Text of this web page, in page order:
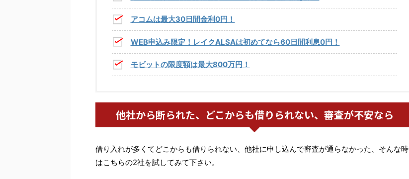
アコムは最大30日間金利0円！
WEB申込み限定！レイクALSAは初めてなら60日間利息0円！
モビットの限度額は最大800万円！
他社から断られた、どこからも借りられない、審査が不安なら
借り入れが多くてどこからも借りられない、他社に申し込んで審査が通らなかった、そんな時
はこちらの2社を試してみて下さい。